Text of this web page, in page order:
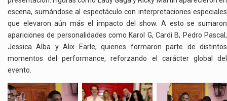
escena, sumándose al espectáculo con interpretaciones especiales
que elevaron aún más el impacto del show. A esto se sumaron
apariciones de personalidades como Karol G, Cardi B, Pedro Pascal,
Jessica Alba y Alix Earle, quienes formaron parte de distintos
momentos del performance, reforzando el carácter global del
evento.